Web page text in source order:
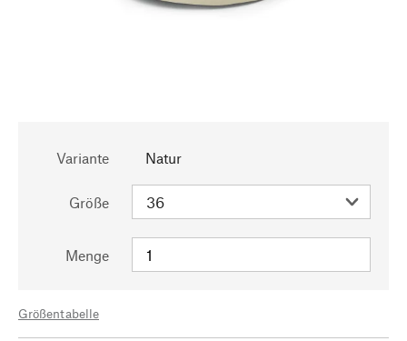
Variante Natur
Größe
Menge
Größentabelle